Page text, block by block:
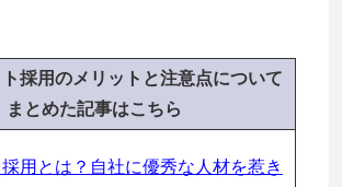
採用のメリットと注意点について
ま とめた記事はこちら
用とは？自社に優秀な人材を惹き